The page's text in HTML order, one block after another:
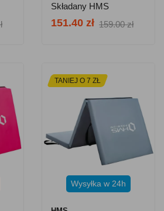
Składany HMS
Premium MGS02 -
151.40 zł 159.00 zł
TANIEJ O 7 ZŁ
Wysyłka w 24h